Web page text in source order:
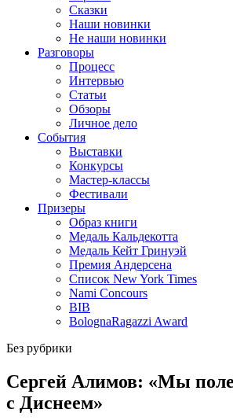
Сказки
Наши новинки
Не наши новинки
Разговоры
Процесс
Интервью
Статьи
Обзоры
Личное дело
События
Выставки
Конкурсы
Мастер-классы
Фестивали
Призеры
Образ книги
Медаль Кальдекотта
Медаль Кейт Гринуэй
Премия Андерсена
Список New York Times
Nami Concours
BIB
BolognaRagazzi Award
Без рубрики
Сергей Алимов: «Мы
с Диснеем»